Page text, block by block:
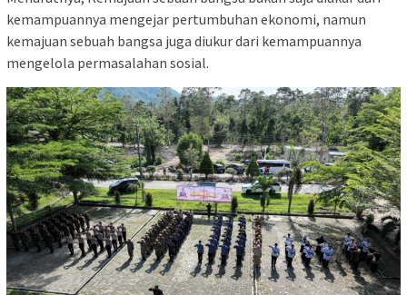
kemampuannya mengejar pertumbuhan ekonomi, namun
kemajuan sebuah bangsa juga diukur dari kemampuannya
mengelola permasalahan sosial.